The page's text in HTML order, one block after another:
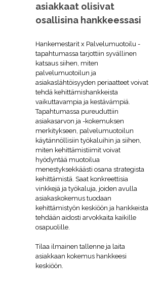
asiakkaat olisivat
osallisina hankkeessasi
Hankemestarit x Palvelumuotoilu -
tapahtumassa tarjottiin syvällinen
katsaus siihen, miten
palvelumuotoilun ja
asiakaslähtöisyyden periaatteet voivat
tehdä kehittämishankkeista
vaikuttavampia ja kestävämpiä.
Tapahtumassa pureuduttiin
asiakasarvon ja -kokemuksen
merkitykseen, palvelumuotoilun
käytännöllisiin työkaluihin ja siihen,
miten kehittämistiimit voivat
hyödyntää muotoilua
menestyksekkäästi osana strategista
kehittämistä. Saat konkreettisia
vinkkejä ja työkaluja, joiden avulla
asiakaskokemus tuodaan
kehittämistyön keskiöön ja hankkeista
tehdään aidosti arvokkaita kaikille
osapuolille.
Tilaa ilmainen tallenne ja laita
asiakkaan kokemus hankkeesi
keskiöön.